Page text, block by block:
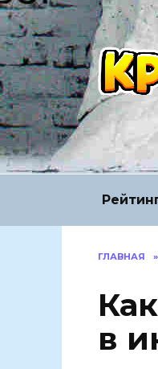
Перейти
к
содержанию
ГЛАВНАЯ »
в